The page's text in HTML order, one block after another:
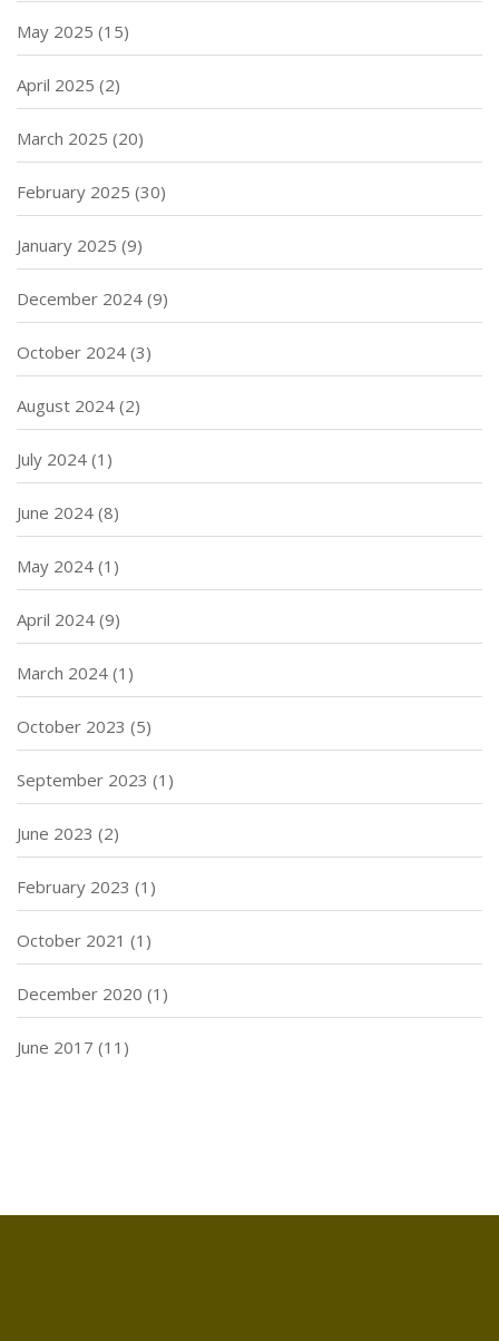
May 2025 (15)
April 2025 (2)
March 2025 (20)
February 2025 (30)
January 2025 (9)
December 2024 (9)
October 2024 (3)
August 2024 (2)
July 2024 (1)
June 2024 (8)
May 2024 (1)
April 2024 (9)
March 2024 (1)
October 2023 (5)
September 2023 (1)
June 2023 (2)
February 2023 (1)
October 2021 (1)
December 2020 (1)
June 2017 (11)